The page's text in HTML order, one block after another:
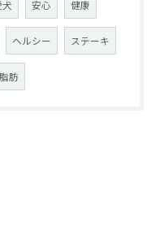
犬 安心 健康
ヘルシー ステーキ
肪